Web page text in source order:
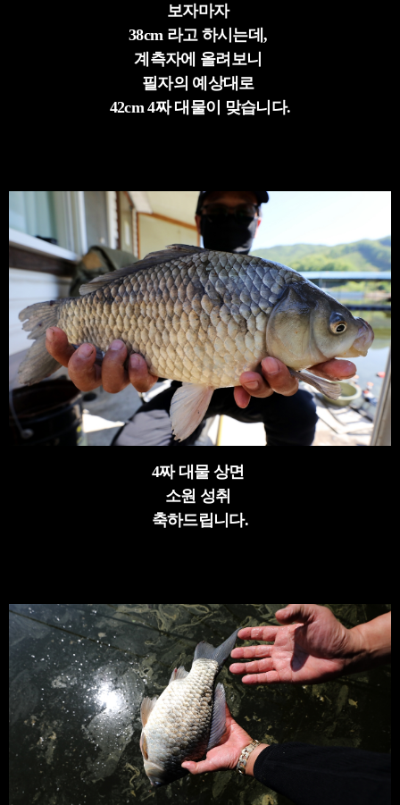
보자마자
38cm 라고 하시는데,
계측자에 올려보니
필자의 예상대로
42cm 4짜 대물이 맞습니다.
4짜 대물 상면
소원 성취
축하드립니다.